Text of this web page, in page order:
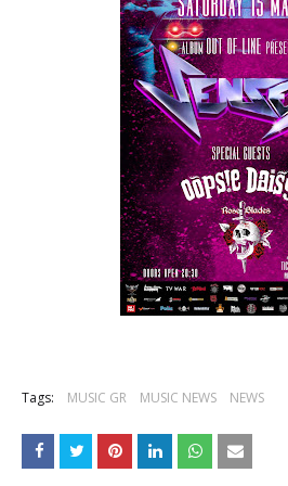
Tags: MUSIC GR MUSIC NEWS NEWS